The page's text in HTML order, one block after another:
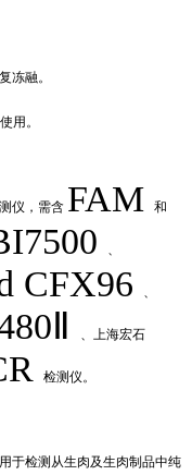
冻融。
用 。
仪，需含 FAM 和
、
CFX96 、
、上海宏石
检测仪。
于检测从生肉及生肉制品中纯